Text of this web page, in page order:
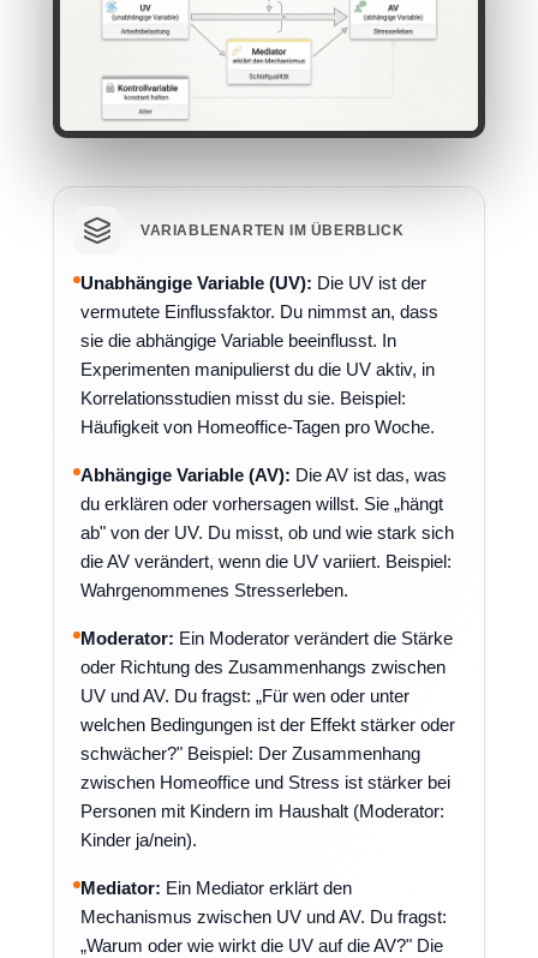
VARIABLENARTEN IM ÜBERBLICK
Unabhängige Variable (UV): Die UV ist der
vermutete Einflussfaktor. Du nimmst an, dass
sie die abhängige Variable beeinflusst. In
Experimenten manipulierst du die UV aktiv, in
Korrelationsstudien misst du sie. Beispiel:
Häufigkeit von Homeoffice-Tagen pro Woche.
Abhängige Variable (AV): Die AV ist das, was
du erklären oder vorhersagen willst. Sie „hängt
ab" von der UV. Du misst, ob und wie stark sich
die AV verändert, wenn die UV variiert. Beispiel:
Wahrgenommenes Stresserleben.
Moderator: Ein Moderator verändert die Stärke
oder Richtung des Zusammenhangs zwischen
UV und AV. Du fragst: „Für wen oder unter
welchen Bedingungen ist der Effekt stärker oder
schwächer?" Beispiel: Der Zusammenhang
zwischen Homeoffice und Stress ist stärker bei
Personen mit Kindern im Haushalt (Moderator:
Kinder ja/nein).
Mediator: Ein Mediator erklärt den
Mechanismus zwischen UV und AV. Du fragst:
„Warum oder wie wirkt die UV auf die AV?" Die